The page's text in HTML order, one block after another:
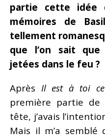
partie cette idée
mémoires de
tellement
que l’on sait
jetées dans le feu ?
Après Il est à toi
première partie de
tête, j’avais
Mais il m’a